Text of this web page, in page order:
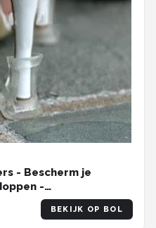
- Bescherm je
-
BEKIJK OP BOL